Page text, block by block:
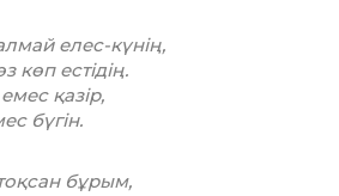
елес-күнің,
көп естідің.
қазір,
бүгін.
бұрым,